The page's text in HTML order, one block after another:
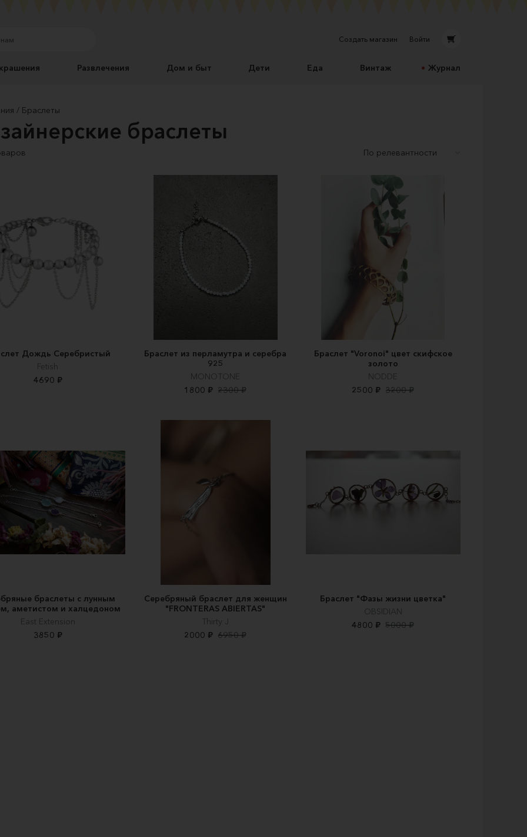
Создать магазин Войти
Развлечения Дом и быт Дети Еда Винтаж Журнал
Браслеты
браслеты
Дождь Серебристый
Fetish
4690 ₽
Браслет из перламутра и серебра
925
MONOTONE
1800 ₽ 2300 ₽
Браслет "Voronoi" цвет скифское
золото
NODDE
2500 ₽ 3200 ₽
браслеты с лунным
аметистом и халцедоном
East Extension
3850 ₽
Серебряный браслет для женщин
"FRONTERAS ABIERTAS"
Thirty J
2000 ₽ 6950 ₽
Браслет "Фазы жизни цветка"
OBSIDIAN
4800 ₽ 5000 ₽